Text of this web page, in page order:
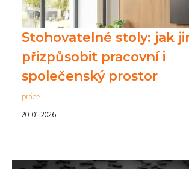
Stohovatelné stoly: jak
přizpůsobit pracovní i
společenský prostor
práce
20. 01. 2026